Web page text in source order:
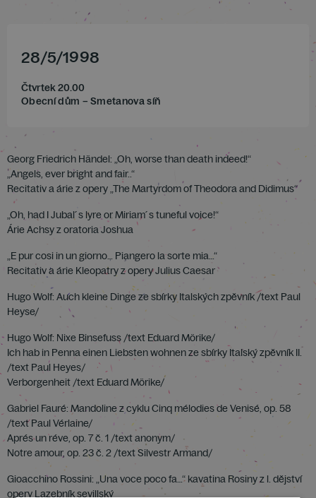
28/5/1998
Čtvrtek 20.00
Obecní dům – Smetanova síň
Georg Friedrich Händel: „Oh, worse than death indeed!“
„Angels, ever bright and fair..“
Recitativ a árie z opery „The Martyrdom of Theodora and Didimus“
„Oh, had I Jubal´s lyre or Miriam´s tuneful voice!“
Árie Achsy z oratoria Joshua
„E pur cosi in un giorno… Piangero la sorte mia…“
Recitativ a árie Kleopatry z opery Julius Caesar
Hugo Wolf: Auch kleine Dinge ze sbírky Italských zpěvník /text Paul
Heyse/
Hugo Wolf: Nixe Binsefuss /text Eduard Mörike/
Ich hab in Penna einen Liebsten wohnen ze sbírky Italský zpěvník II.
/text Paul Heyes/
Verborgenheit /text Eduard Mörike/
Gabriel Fauré: Mandoline z cyklu Cinq mélodies de Venisé, op. 58
/text Paul Vérlaine/
Aprés un réve, op. 7 č. 1 /text anonym/
Notre amour, op. 23 č. 2 /text Silvestr Armand/
Gioacchino Rossini: „Una voce poco fa…“ kavatina Rosiny z l. dějství
opery Lazebník sevillský